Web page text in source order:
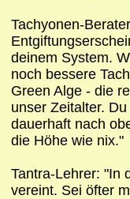
Tachyonen-
deinem System.
noch bessere
Green Alge - die
unser Zeitalter.
dauerhaft nach
die Höhe wie nix."
Tantra-Lehrer: "In
vereint. Sei öfter